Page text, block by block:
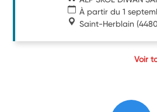
À partir du 1
Saint-Herblain
Voir